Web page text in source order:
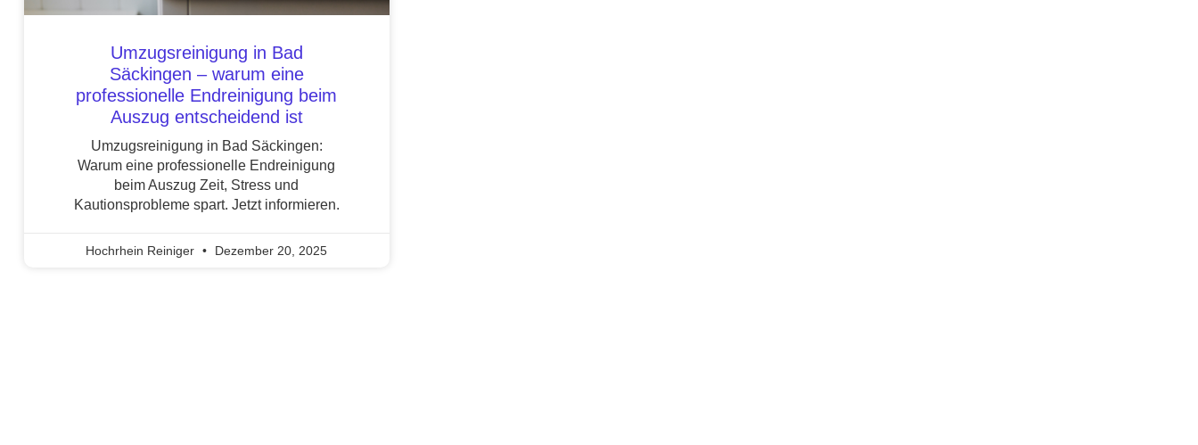
Umzugsreinigung in Bad
Säckingen – warum eine
professionelle Endreinigung beim
Auszug entscheidend ist
Umzugsreinigung in Bad Säckingen:
Warum eine professionelle Endreinigung
beim Auszug Zeit, Stress und
Kautionsprobleme spart. Jetzt informieren.
Hochrhein Reiniger Dezember 20, 2025